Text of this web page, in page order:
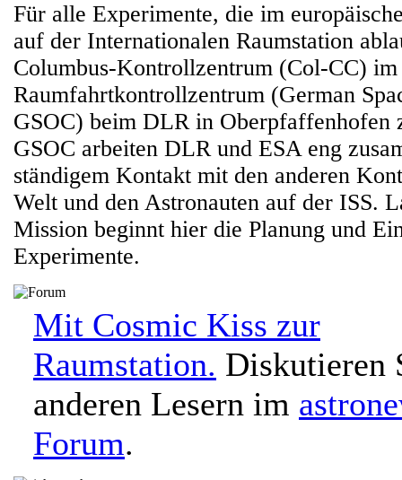
Für alle Experimente, die im
auf der Internationalen Raumstation
Columbus-Kontrollzentrum (Col-CC) im
Raumfahrtkontrollzentrum (German
GSOC) beim DLR in Oberpfaffenhofen
GSOC arbeiten DLR und ESA eng
ständigem Kontakt mit den anderen
Welt und den Astronauten auf der ISS.
Mission beginnt hier die Planung und
Experimente.
Mit Cosmic Kiss zur
Raumstation. Diskutieren
anderen Lesern im
Forum.